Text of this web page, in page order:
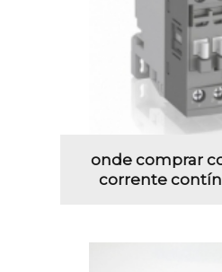
onde comprar
corrente